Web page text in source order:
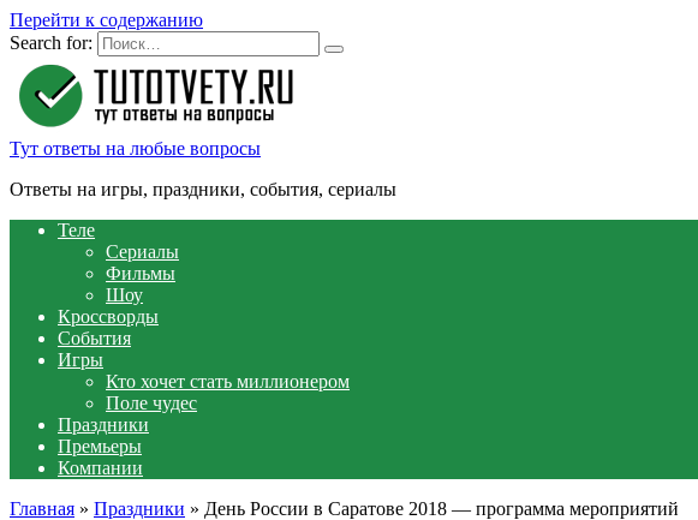
Перейти к содержанию
Search for:
Тут ответы на любые вопросы
Ответы на игры, праздники, события, сериалы
Теле
Сериалы
Фильмы
Шоу
Кроссворды
События
Игры
Кто хочет стать миллионером
Поле чудес
Праздники
Премьеры
Компании
Главная » Праздники » День России в Саратове 2018 — программа мероприятий